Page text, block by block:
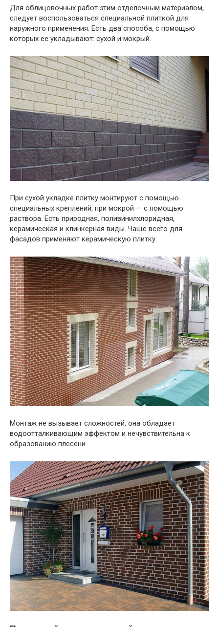
Для облицовочных работ этим отделочным материалом,
следует воспользоваться специальной плиткой для
наружного применения. Есть два способа, с помощью
которых ее укладывают: сухой и мокрый.
При сухой укладке плитку монтируют с помощью
специальных креплений, при мокрой — с помощью
раствора. Есть природная, поливинилхлоридная,
керамическая и клинкерная виды. Чаще всего для
фасадов применяют керамическую плитку.
Монтаж не вызывает сложностей, она обладает
водоотталкивающим эффектом и нечувствительна к
образованию плесени.